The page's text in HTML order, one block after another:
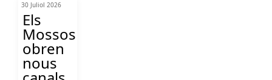
30 Juliol 2026
Els
Mossos
obren
nous